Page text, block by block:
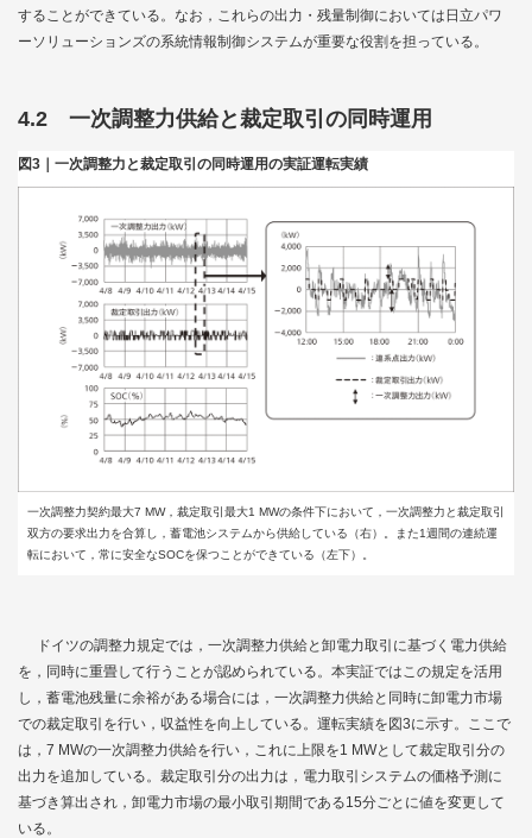
することができている。なお，これらの出力・残量制御においては日立パワ
ーソリューションズの系統情報制御システムが重要な役割を担っている。
4.2 一次調整力供給と裁定取引の同時運用
図3｜一次調整力と裁定取引の同時運用の実証運転実績
一次調整力契約最大7 MW，裁定取引最大1 MWの条件下において，一次調整力と裁定取引
双方の要求出力を合算し，蓄電池システムから供給している（右）。また1週間の連続運
転において，常に安全なSOCを保つことができている（左下）。
ドイツの調整力規定では，一次調整力供給と卸電力取引に基づく電力供給
を，同時に重畳して行うことが認められている。本実証ではこの規定を活用
し，蓄電池残量に余裕がある場合には，一次調整力供給と同時に卸電力市場
での裁定取引を行い，収益性を向上している。運転実績を図3に示す。ここで
は，7 MWの一次調整力供給を行い，これに上限を1 MWとして裁定取引分の
出力を追加している。裁定取引分の出力は，電力取引システムの価格予測に
基づき算出され，卸電力市場の最小取引期間である15分ごとに値を変更して
いる。